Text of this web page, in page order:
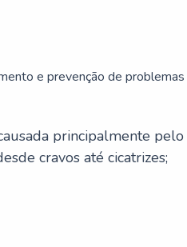
e prevenção de problemas
principalmente pelo
cravos até cicatrizes;